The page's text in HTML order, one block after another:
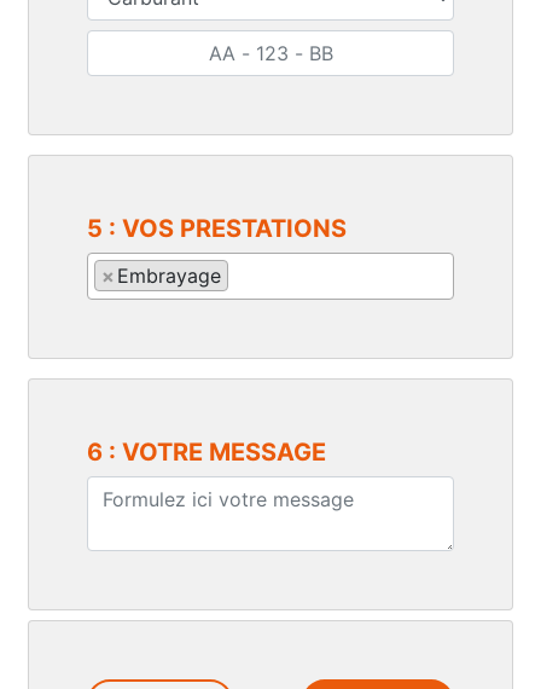
5 : VOS PRESTATIONS
× Embrayage
6 : VOTRE MESSAGE